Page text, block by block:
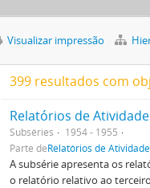
Visualizar impressão
399 resultados com
Relatórios de
Subséries
1954 - 1955
Parte deRelatórios de
A subsérie apresenta os
o relatório relativo ao